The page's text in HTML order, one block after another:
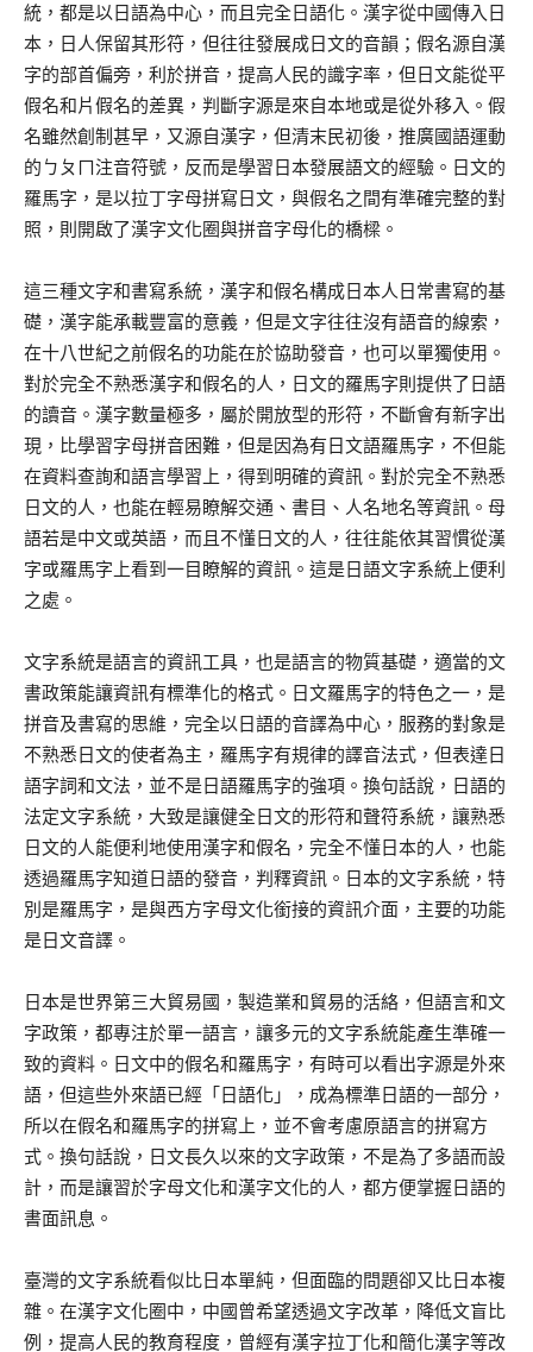
統，都是以日語為中心，而且完全日語化。漢字從中國傳入日
本，日人保留其形符，但往往發展成日文的音韻；假名源自漢
字的部首偏旁，利於拼音，提高人民的識字率，但日文能從平
假名和片假名的差異，判斷字源是來自本地或是從外移入。假
名雖然創制甚早，又源自漢字，但清末民初後，推廣國語運動
的ㄅㄆㄇ注音符號，反而是學習日本發展語文的經驗。日文的
羅馬字，是以拉丁字母拼寫日文，與假名之間有準確完整的對
照，則開啟了漢字文化圈與拼音字母化的橋樑。
這三種文字和書寫系統，漢字和假名構成日本人日常書寫的基
礎，漢字能承載豐富的意義，但是文字往往沒有語音的線索，
在十八世紀之前假名的功能在於協助發音，也可以單獨使用。
對於完全不熟悉漢字和假名的人，日文的羅馬字則提供了日語
的讀音。漢字數量極多，屬於開放型的形符，不斷會有新字出
現，比學習字母拼音困難，但是因為有日文語羅馬字，不但能
在資料查詢和語言學習上，得到明確的資訊。對於完全不熟悉
日文的人，也能在輕易瞭解交通、書目、人名地名等資訊。母
語若是中文或英語，而且不懂日文的人，往往能依其習慣從漢
字或羅馬字上看到一目瞭解的資訊。這是日語文字系統上便利
之處。
文字系統是語言的資訊工具，也是語言的物質基礎，適當的文
書政策能讓資訊有標準化的格式。日文羅馬字的特色之一，是
拼音及書寫的思維，完全以日語的音譯為中心，服務的對象是
不熟悉日文的使者為主，羅馬字有規律的譯音法式，但表達日
語字詞和文法，並不是日語羅馬字的強項。換句話說，日語的
法定文字系統，大致是讓健全日文的形符和聲符系統，讓熟悉
日文的人能便利地使用漢字和假名，完全不懂日本的人，也能
透過羅馬字知道日語的發音，判釋資訊。日本的文字系統，特
別是羅馬字，是與西方字母文化銜接的資訊介面，主要的功能
是日文音譯。
日本是世界第三大貿易國，製造業和貿易的活絡，但語言和文
字政策，都專注於單一語言，讓多元的文字系統能產生準確一
致的資料。日文中的假名和羅馬字，有時可以看出字源是外來
語，但這些外來語已經「日語化」，成為標準日語的一部分，
所以在假名和羅馬字的拼寫上，並不會考慮原語言的拼寫方
式。換句話說，日文長久以來的文字政策，不是為了多語而設
計，而是讓習於字母文化和漢字文化的人，都方便掌握日語的
書面訊息。
臺灣的文字系統看似比日本單純，但面臨的問題卻又比日本複
雜。在漢字文化圈中，中國曾希望透過文字改革，降低文盲比
例，提高人民的教育程度，曾經有漢字拉丁化和簡化漢字等改